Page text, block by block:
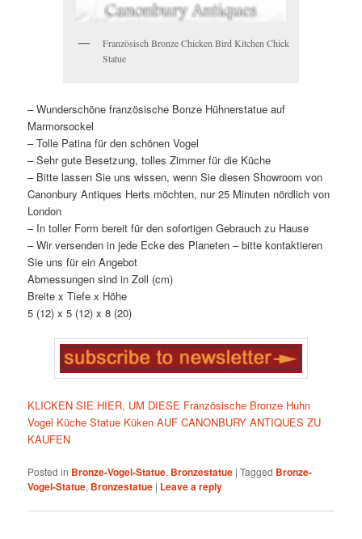
Französisch Bronze Chicken Bird Kitchen Chick
Statue
– Wunderschöne französische Bonze Hühnerstatue auf
Marmorsockel
– Tolle Patina für den schönen Vogel
– Sehr gute Besetzung, tolles Zimmer für die Küche
– Bitte lassen Sie uns wissen, wenn Sie diesen Showroom von
Canonbury Antiques Herts möchten, nur 25 Minuten nördlich von
London
– In toller Form bereit für den sofortigen Gebrauch zu Hause
– Wir versenden in jede Ecke des Planeten – bitte kontaktieren
Sie uns für ein Angebot
Abmessungen sind in Zoll (cm)
Breite x Tiefe x Höhe
5 (12) x 5 (12) x 8 (20)
KLICKEN SIE HIER, UM DIESE Französische Bronze Huhn
Vogel Küche Statue Küken AUF CANONBURY ANTIQUES ZU
KAUFEN
Posted in Bronze-Vogel-Statue, Bronzestatue |Tagged Bronze-
Vogel-Statue, Bronzestatue | Leave a reply